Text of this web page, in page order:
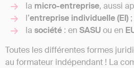
la micro-entreprise, aussi
l’entreprise individuelle (EI) ;
la société : en SASUou en
Toutes les différentes formes
au formateur indépendant ! La